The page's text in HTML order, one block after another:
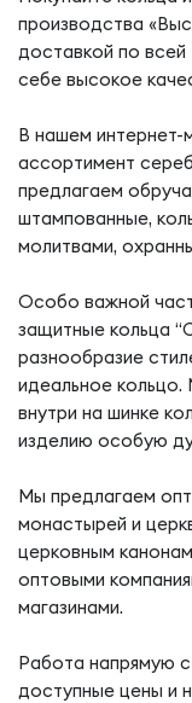
производства
доставкой по
себе высокое
В нашем интернет-
ассортимент
предлагаем
штампованные,
молитвами,
Особо важной
защитные кольца
разнообразие
идеальное
внутри на шинке
изделию особую
Мы предлагаем
монастырей и
церковным
оптовыми
магазинами.
Работа напрямую
доступные цены и